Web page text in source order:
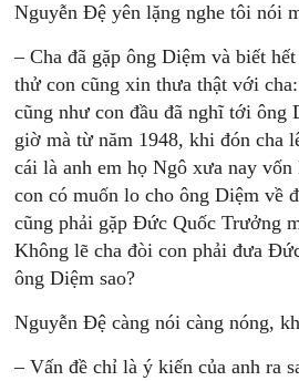
Nguyễn Đệ yên lặng nghe tôi nói
– Cha đã gặp ông Diệm và biết
thử con cũng xin thưa thật với
cũng như con đầu đã nghĩ tới ông
giờ mà từ năm 1948, khi đón cha
cái là anh em họ Ngô xưa nay
con có muốn lo cho ông Diệm về
cũng phải gặp Đức Quốc Trưởng
Không lẽ cha đòi con phải đưa
ông Diệm sao?
Nguyễn Đệ càng nói càng nóng,
– Vấn đề chỉ là ý kiến của anh ra